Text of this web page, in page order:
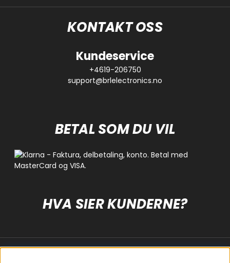
KONTAKT OSS
Kundeservice
+4619-206750
support@brlelectronics.no
BETAL SOM DU VIL
HVA SIER KUNDERNE?